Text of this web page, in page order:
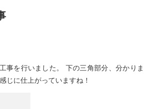
事を行いました。 下の三角部分、分かりま
じに仕上がっていますね！